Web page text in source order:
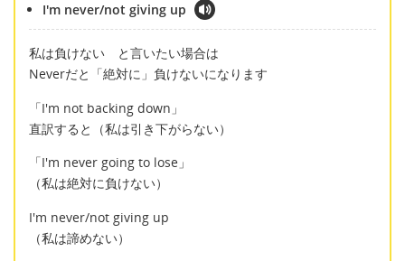
I'm never/not giving up
私は負けない と言いたい場合は
Neverだと「絶対に」負けないになります
「I'm not backing down」
直訳すると（私は引き下がらない）
「I'm never going to lose」
（私は絶対に負けない）
I'm never/not giving up
（私は諦めない）